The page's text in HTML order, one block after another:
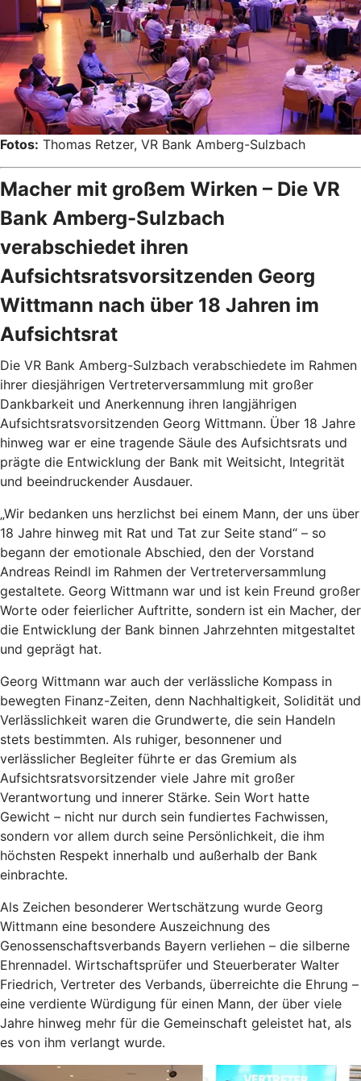
Fotos: Thomas Retzer, VR Bank Amberg-Sulzbach
Macher mit großem Wirken – Die VR
Bank Amberg-Sulzbach
verabschiedet ihren
Aufsichtsratsvorsitzenden Georg
Wittmann nach über 18 Jahren im
Aufsichtsrat
Die VR Bank Amberg-Sulzbach verabschiedete im Rahmen
ihrer diesjährigen Vertreterversammlung mit großer
Dankbarkeit und Anerkennung ihren langjährigen
Aufsichtsratsvorsitzenden Georg Wittmann. Über 18 Jahre
hinweg war er eine tragende Säule des Aufsichtsrats und
prägte die Entwicklung der Bank mit Weitsicht, Integrität
und beeindruckender Ausdauer.
„Wir bedanken uns herzlichst bei einem Mann, der uns über
18 Jahre hinweg mit Rat und Tat zur Seite stand“ – so
begann der emotionale Abschied, den der Vorstand
Andreas Reindl im Rahmen der Vertreterversammlung
gestaltete. Georg Wittmann war und ist kein Freund großer
Worte oder feierlicher Auftritte, sondern ist ein Macher, der
die Entwicklung der Bank binnen Jahrzehnten mitgestaltet
und geprägt hat.
Georg Wittmann war auch der verlässliche Kompass in
bewegten Finanz-Zeiten, denn Nachhaltigkeit, Solidität und
Verlässlichkeit waren die Grundwerte, die sein Handeln
stets bestimmten. Als ruhiger, besonnener und
verlässlicher Begleiter führte er das Gremium als
Aufsichtsratsvorsitzender viele Jahre mit großer
Verantwortung und innerer Stärke. Sein Wort hatte
Gewicht – nicht nur durch sein fundiertes Fachwissen,
sondern vor allem durch seine Persönlichkeit, die ihm
höchsten Respekt innerhalb und außerhalb der Bank
einbrachte.
Als Zeichen besonderer Wertschätzung wurde Georg
Wittmann eine besondere Auszeichnung des
Genossenschaftsverbands Bayern verliehen – die silberne
Ehrennadel. Wirtschaftsprüfer und Steuerberater Walter
Friedrich, Vertreter des Verbands, überreichte die Ehrung –
eine verdiente Würdigung für einen Mann, der über viele
Jahre hinweg mehr für die Gemeinschaft geleistet hat, als
es von ihm verlangt wurde.